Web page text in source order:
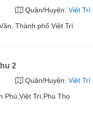
Quận/Huyện: Việt Trì
Thành phố Việt Trì
2
Quận/Huyện: Việt Trì
Phú,Việt Trì,Phú Thọ